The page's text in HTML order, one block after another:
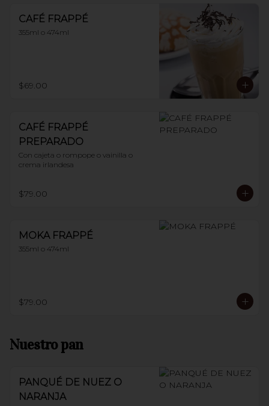
CAFÉ FRAPPÉ
355ml o 474ml
$69.00
CAFÉ FRAPPÉ
PREPARADO
Con cajeta o rompope o vainilla o
crema irlandesa
$79.00
MOKA FRAPPÉ
355ml o 474ml
$79.00
Nuestro pan
PANQUÉ DE NUEZ O
NARANJA